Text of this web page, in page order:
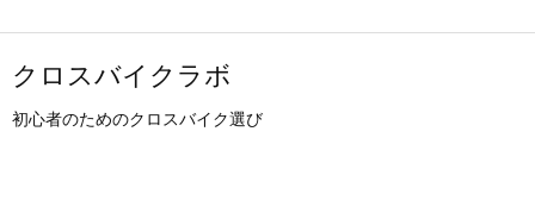
クロスバイクラボ
初心者のためのクロスバイク選び